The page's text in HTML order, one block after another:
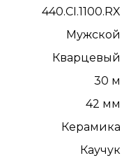
440.CI.1100.RX
Мужской
Кварцевый
30 м
42 мм
Керамика
Каучук